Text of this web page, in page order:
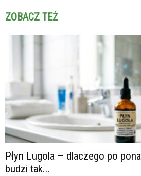
ZOBACZ TEŻ
Płyn Lugola – dlaczego po
budzi tak...